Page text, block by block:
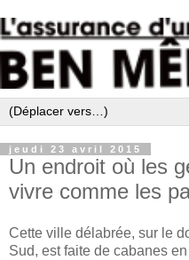
jeudi 23 avril 2015
Un endroit où les
vivre comme les
Cette ville délabrée, sur le
Sud, est faite de cabanes